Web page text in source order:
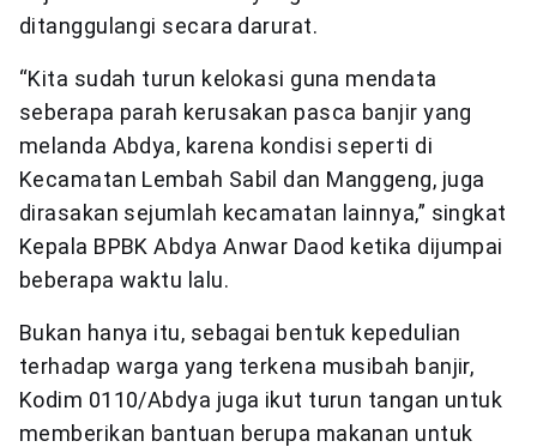
ditanggulangi secara darurat.
“Kita sudah turun kelokasi guna mendata
seberapa parah kerusakan pasca banjir yang
melanda Abdya, karena kondisi seperti di
Kecamatan Lembah Sabil dan Manggeng, juga
dirasakan sejumlah kecamatan lainnya,” singkat
Kepala BPBK Abdya Anwar Daod ketika dijumpai
beberapa waktu lalu.
Bukan hanya itu, sebagai bentuk kepedulian
terhadap warga yang terkena musibah banjir,
Kodim 0110/Abdya juga ikut turun tangan untuk
memberikan bantuan berupa makanan untuk